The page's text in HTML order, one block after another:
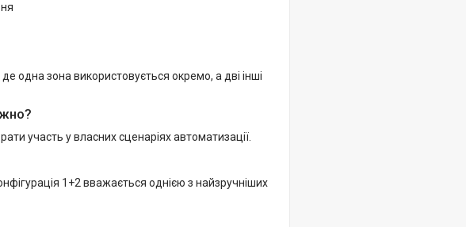
одна зона використовується окремо, а дві інші
участь у власних сценаріях автоматизації.
1+2 вважається однією з найзручніших